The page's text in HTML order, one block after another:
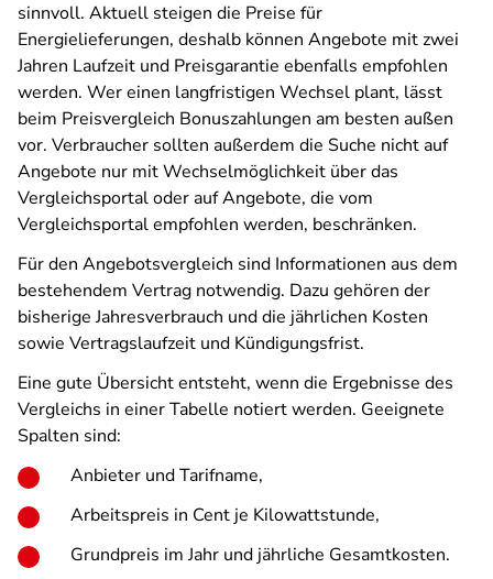
sinnvoll. Aktuell steigen die Preise für
Energielieferungen, deshalb können Angebote mit zwei
Jahren Laufzeit und Preisgarantie ebenfalls empfohlen
werden. Wer einen langfristigen Wechsel plant, lässt
beim Preisvergleich Bonuszahlungen am besten außen
vor. Verbraucher sollten außerdem die Suche nicht auf
Angebote nur mit Wechselmöglichkeit über das
Vergleichsportal oder auf Angebote, die vom
Vergleichsportal empfohlen werden, beschränken.
Für den Angebotsvergleich sind Informationen aus dem
bestehendem Vertrag notwendig. Dazu gehören der
bisherige Jahresverbrauch und die jährlichen Kosten
sowie Vertragslaufzeit und Kündigungsfrist.
Eine gute Übersicht entsteht, wenn die Ergebnisse des
Vergleichs in einer Tabelle notiert werden. Geeignete
Spalten sind:
Anbieter und Tarifname,
Arbeitspreis in Cent je Kilowattstunde,
Grundpreis im Jahr und jährliche Gesamtkosten.